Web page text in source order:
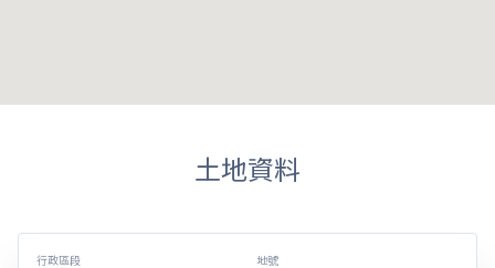
土地資料
行政區段 地號